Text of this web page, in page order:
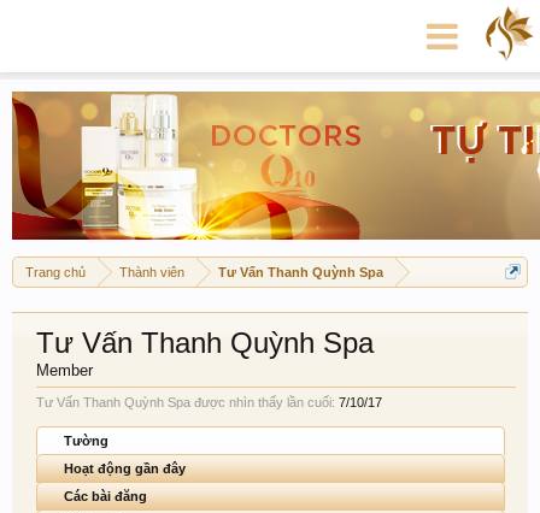
Trang chủ Thành viên Tư Vấn Thanh Quỳnh Spa
Tư Vấn Thanh Quỳnh Spa
Member
Tư Vấn Thanh Quỳnh Spa được nhìn thấy lần cuối: 7/10/17
Tường
Hoạt động gần đây
Các bài đăng